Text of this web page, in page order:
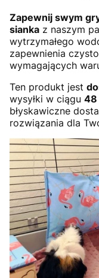
Zapewnij swym
sianka z naszym
wytrzymałego
zapewnienia
wymagających
Ten produkt jest
wysyłki w ciągu 48
błyskawiczne
rozwiązania dla